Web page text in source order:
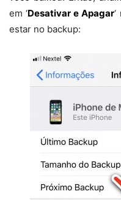
em ‘Desativar e Apagar
estar no backup: